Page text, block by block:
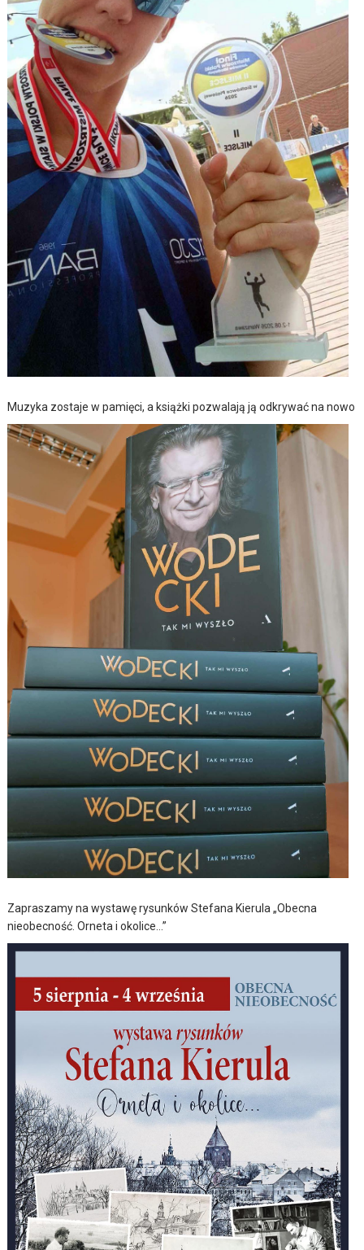
Muzyka zostaje w pamięci, a książki pozwalają ją odkrywać na nowo
Zapraszamy na wystawę rysunków Stefana Kierula „Obecna
nieobecność. Orneta i okolice…”